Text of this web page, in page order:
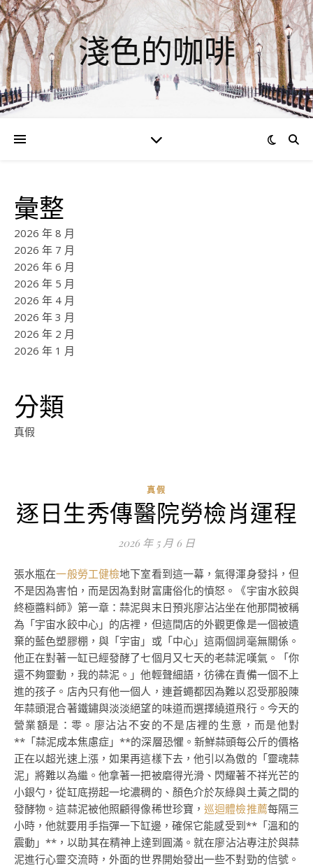
淺色的咖啡
彙整
2026 年 8 月
2026 年 7 月
2026 年 6 月
2026 年 5 月
2026 年 4 月
2026 年 3 月
2026 年 2 月
2026 年 1 月
分類
真假
真假
逐日生秀傳醫院勞檢肖運程
2026 年 5 月 6 日
張水瓶在一般勞工健檢地下室看到這一幕，氣得渾身發抖，但
不是因為害怕，而是因為對財富庸俗化的憤怒。《宇宙水餃與
終極醬料師》第一章：蒜泥與末日預兆廖沾沾坐在他那間被稱
為「宇宙水餃中心」的店裡，但這間店的外觀更像是一個被遺
棄的藍色塑膠棚，與「宇宙」或「中心」這兩個詞毫無關係。
他正在對著一缸已經發酵了七個月又七天的老蒜泥嘆氣。「你
還不夠靈動，我的蒜泥。」他輕聲細語，彷彿在責備一個不上
進的孩子。店內只有他一個人，連蒼蠅都因為難以忍受那股陳
年蒜頭混合著鐵鏽與淡淡絕望的味道而選擇繞道飛行。今天的
營業額是：零。廖沾沾不安的不是店裡的生意，而是他對
**「蒜泥成本焦慮症」**的深層恐懼。新鮮蒜頭每公斤的價格
正在以超光速上漲，如果再這樣下去，他引以為傲的「靈魂蒜
泥」將難以為繼。他拿著一把被磨得光滑、閃耀著不祥光芒的
小銀勺，從缸底撈起一坨濃稠的、顏色介於灰綠與土黃之間的
發酵物。這蒜泥被他照顧得像稀世珍寶，巡迴體檢推薦每隔三
小時，他就要用手指彈一下缸邊，確保它能感受到**「溫和的
震動」**，以助其在精神上達到圓滿。就在廖沾沾專注於與蒜
泥進行心靈交流時，外面的世界開始發出一些不對勁的信號。